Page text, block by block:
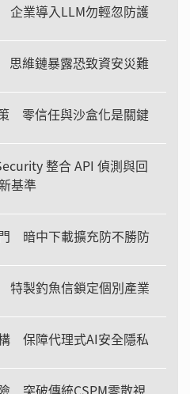
業導入LLM勿輕忽防護
維鏈暴露恐致資安災難
零信任與沙盒化是關鍵
整合 API 偵測與回
基準
暗中下載擴充防不勝防
製釣魚信鎖定個別產業
保障代理式AI安全隱私
突破傳統CSPM零散視